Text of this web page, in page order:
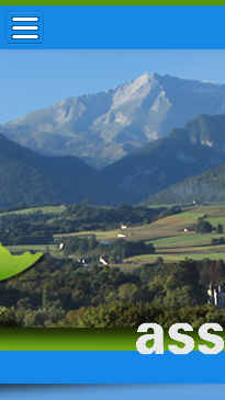
ACCUEIL / INFOS
MUNICIPALITÉ
VIE LOCALE
ENFANCE
TOURISME
HISTOIRE